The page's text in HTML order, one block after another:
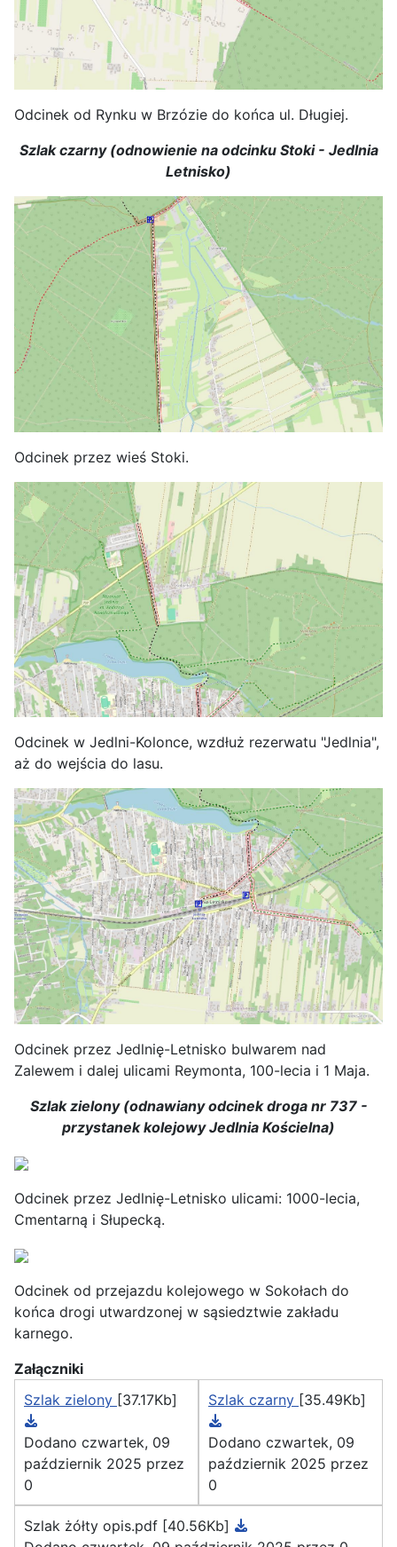
Odcinek od Rynku w Brzózie do końca ul. Długiej.
Szlak czarny (odnowienie na odcinku Stoki - Jedlnia
Letnisko)
Odcinek przez wieś Stoki.
Odcinek w Jedlni-Kolonce, wzdłuż rezerwatu "Jedlnia",
aż do wejścia do lasu.
Odcinek przez Jedlnię-Letnisko bulwarem nad
Zalewem i dalej ulicami Reymonta, 100-lecia i 1 Maja.
Szlak zielony (odnawiany odcinek droga nr 737 -
przystanek kolejowy Jedlnia Kościelna)
Odcinek przez Jedlnię-Letnisko ulicami: 1000-lecia,
Cmentarną i Słupecką.
Odcinek od przejazdu kolejowego w Sokołach do
końca drogi utwardzonej w sąsiedztwie zakładu
karnego.
Załączniki
Szlak zielony [37.17Kb]
Dodano czwartek, 09
październik 2025 przez
0
Szlak czarny [35.49Kb]
Dodano czwartek, 09
październik 2025 przez
0
Szlak żółty opis.pdf [40.56Kb]